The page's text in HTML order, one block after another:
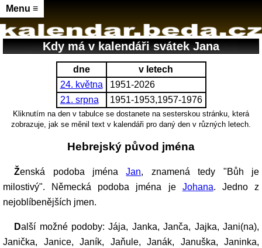
Menu ≡
Kdy má v kalendáři svátek Jana
dne
v letech
24. května
1951-2026
21. srpna
1951-1953,1957-1976
Kliknutím na den v tabulce se dostanete na sesterskou stránku, která
zobrazuje, jak se měnil text v kalendáři pro daný den v různých letech.
Hebrejský původ jména
Ženská podoba jménaJan, znamená tedy "Bůh je
milostivý". Německá podoba jména je Johana. Jedno z
nejoblíbenějších jmen.
Další možné podoby: Jája, Janka, Janča, Jajka, Jani(na),
Janička, Janice, Janík, Jaňule, Janák, Januška, Janinka,